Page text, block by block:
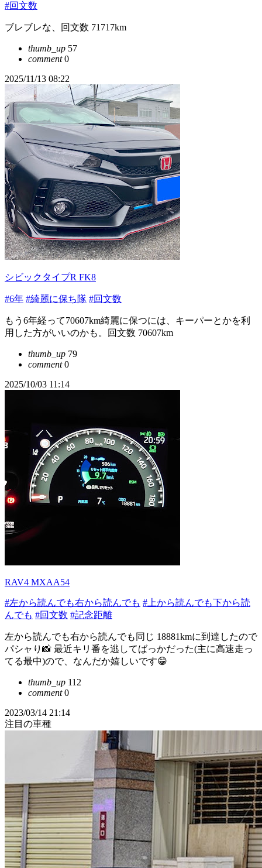
#回文数
ブレブレな、回文数 71717km
thumb_up 57
comment0
2025/11/13 08:22
シビックタイプR FK8
#6年 #綺麗に保ち隊 #回文数
もう6年経って70607km綺麗に保つには、キーパーとかを利
用した方がいいのかも。回文数 70607km
thumb_up 79
comment0
2025/10/03 11:14
RAV4 MXAA54
#左から読んでも右から読んでも #上から読んでも下から読
んでも #回文数 #記念距離
左から読んでも右から読んでも同じ 18881kmに到達したので
パシャり📸 最近キリ番を逃してばっかだった(主に高速走っ
てる最中)ので、なんだか嬉しいです😁
thumb_up 112
comment0
2023/03/14 21:14
注目の車種